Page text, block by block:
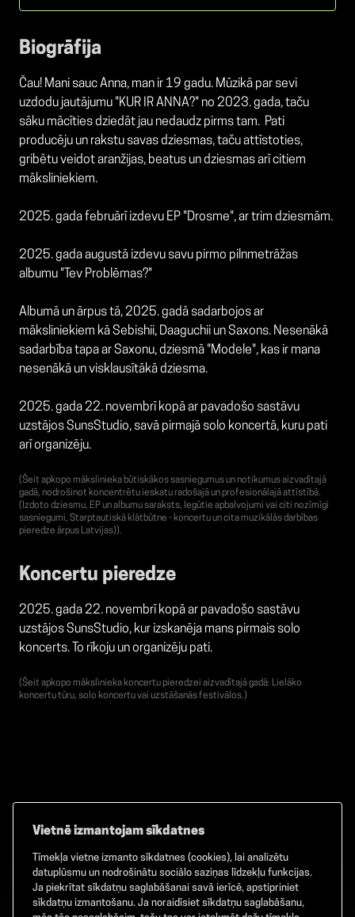
Biogrāfija
Čau! Mani sauc Anna, man ir 19 gadu. Mūzikā par sevi
uzdodu jautājumu "KUR IR ANNA?" no 2023. gada, taču
sāku mācīties dziedāt jau nedaudz pirms tam. Pati
producēju un rakstu savas dziesmas, taču attīstoties,
gribētu veidot aranžijas, beatus un dziesmas arī citiem
māksliniekiem.
2025. gada februārī izdevu EP "Drosme", ar trim dziesmām.
2025. gada augustā izdevu savu pirmo pilnmetrāžas
albumu "Tev Problēmas?"
Albumā un ārpus tā, 2025. gadā sadarbojos ar
māksliniekiem kā Sebishii, Daaguchii un Saxons. Nesenākā
sadarbība tapa ar Saxonu, dziesmā "Modele", kas ir mana
nesenākā un visklausītākā dziesma.
2025. gada 22. novembrī kopā ar pavadošo sastāvu
uzstājos SunsStudio, savā pirmajā solo koncertā, kuru pati
arī organizēju.
(Šeit apkopo mākslinieka būtiskākos sasniegumus un notikumus aizvadītajā
gadā, nodrošinot koncentrētu ieskatu radošajā un profesionālajā attīstībā.
(Izdoto dziesmu, EP un albumu saraksts, Iegūtie apbalvojumi vai citi nozīmīgi
sasniegumi, Starptautiskā klātbūtne - koncertu un cita muzikālās darbības
pieredze ārpus Latvijas)).
Koncertu pieredze
2025. gada 22. novembrī kopā ar pavadošo sastāvu
uzstājos SunsStudio, kur izskanēja mans pirmais solo
koncerts. To rīkoju un organizēju pati.
(Šeit apkopo mākslinieka koncertu pieredzei aizvadītajā gadā: Lielāko
koncertu tūru, solo koncertu vai uzstāšanās festivālos.)
Facebook TikTok Instagram
Vietnē izmantojam sīkdatnes
Tīmekļa vietne izmanto sīkdatnes (cookies), lai analizētu
datuplūsmu un nodrošinātu sociālo saziņas līdzekļu funkcijas.
Ja piekrītat sīkdatņu saglabāšanai savā ierīcē, apstipriniet
sīkdatņu izmantošanu. Ja noraidīsiet sīkdatņu saglabāšanu,